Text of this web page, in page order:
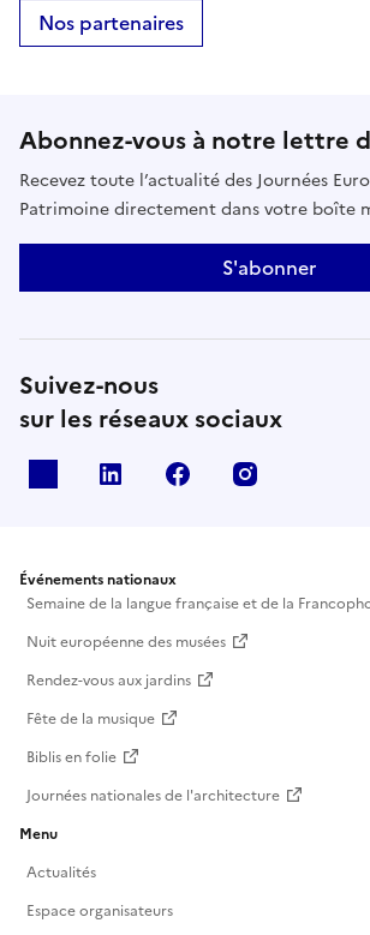
Nos partenaires
Abonnez-vous à notre lettre
Recevez toute l’actualité des Journées
Patrimoine directement dans votre boîte
S'abonner
Suivez-nous
sur les réseaux sociaux
Linkedin Facebook
Événements nationaux
Semaine de la langue française et de la
Nuit européenne des musées
Rendez-vous aux jardins
Fête de la musique
Biblis en folie
Journées nationales de l'architecture
Menu
Actualités
Espace organisateurs